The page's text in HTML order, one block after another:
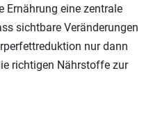
Ernährung eine zentrale
sichtbare Veränderungen
nur dann
richtigen Nährstoffe zur